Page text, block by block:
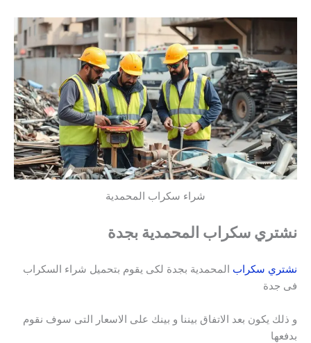
شراء سكراب المحمدية
نشتري سكراب المحمدية بجدة
نشتري سكراب المحمدية بجدة لكى يقوم بتحميل شراء السكراب
فى جدة
و ذلك يكون بعد الاتفاق بيننا و بينك على الاسعار التى سوف نقوم
بدفعها